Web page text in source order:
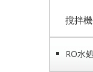
撹拌
RO水